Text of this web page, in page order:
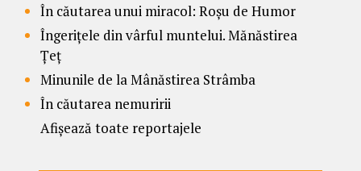
În căutarea unui miracol: Roșu de Humor
Îngerițele din vârful muntelui. Mănăstirea
Țeț
Minunile de la Mânăstirea Strâmba
În căutarea nemuririi
Afișează toate reportajele